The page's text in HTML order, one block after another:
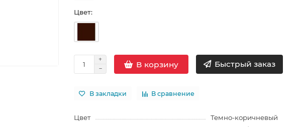
Цвет:
В корзину Быстрый заказ
В закладки В сравнение
Цвет
Темно-коричневый